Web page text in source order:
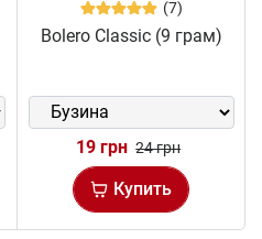
(7)
Bolero Classic (9 грам)
19 грн 24 грн
Купить